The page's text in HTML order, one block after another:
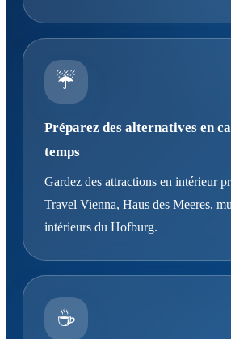
☔
Préparez des alternatives en
temps
Gardez des attractions en intérieur
Travel Vienna, Haus des Meeres,
intérieurs du Hofburg.
☕